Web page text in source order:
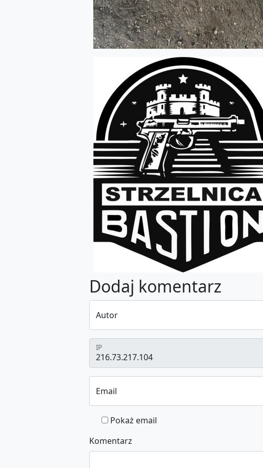
Dodaj komentarz
Autor
IP
Email
Pokaż email
Komentarz